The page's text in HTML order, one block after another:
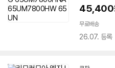
45,400
무료배송
26.07. 등록